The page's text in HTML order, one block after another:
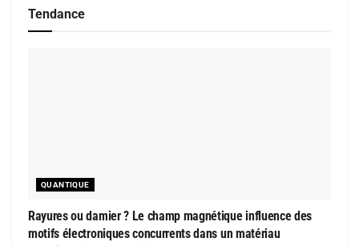
Tendance
QUANTIQUE
Rayures ou damier ? Le champ magnétique influence des
motifs électroniques concurrents dans un matériau